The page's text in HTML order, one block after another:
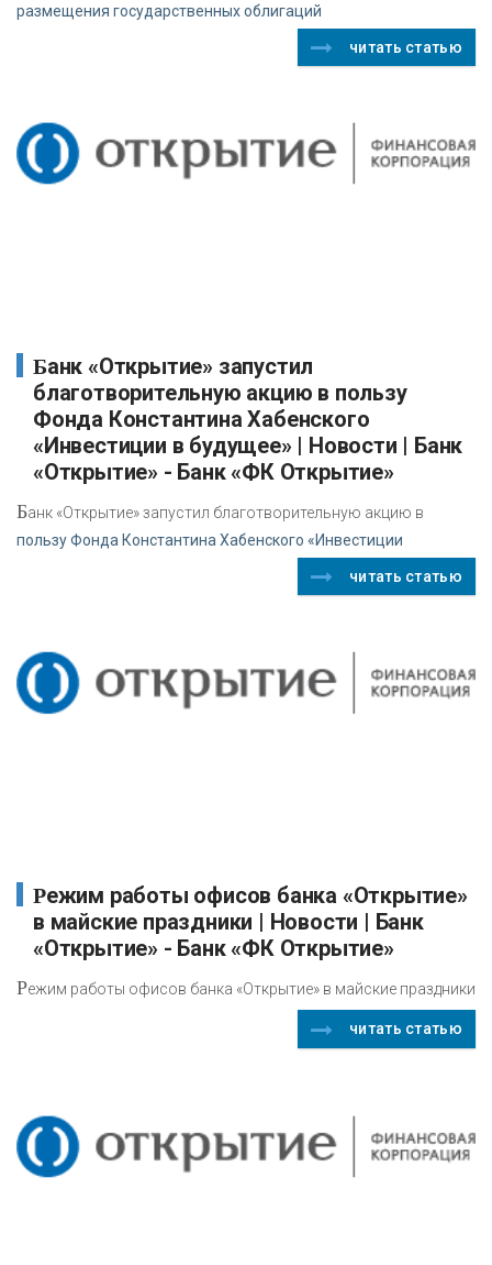
размещения государственных облигаций
читать статью
Банк «Открытие» запустил
благотворительную акцию в пользу
Фонда Константина Хабенского
«Инвестиции в будущее» | Новости | Банк
«Открытие» - Банк «ФК Открытие»
Банк «Открытие» запустил благотворительную акцию в
пользу Фонда Константина Хабенского «Инвестиции
читать статью
Режим работы офисов банка «Открытие»
в майские праздники | Новости | Банк
«Открытие» - Банк «ФК Открытие»
Режим работы офисов банка «Открытие» в майские праздники
читать статью